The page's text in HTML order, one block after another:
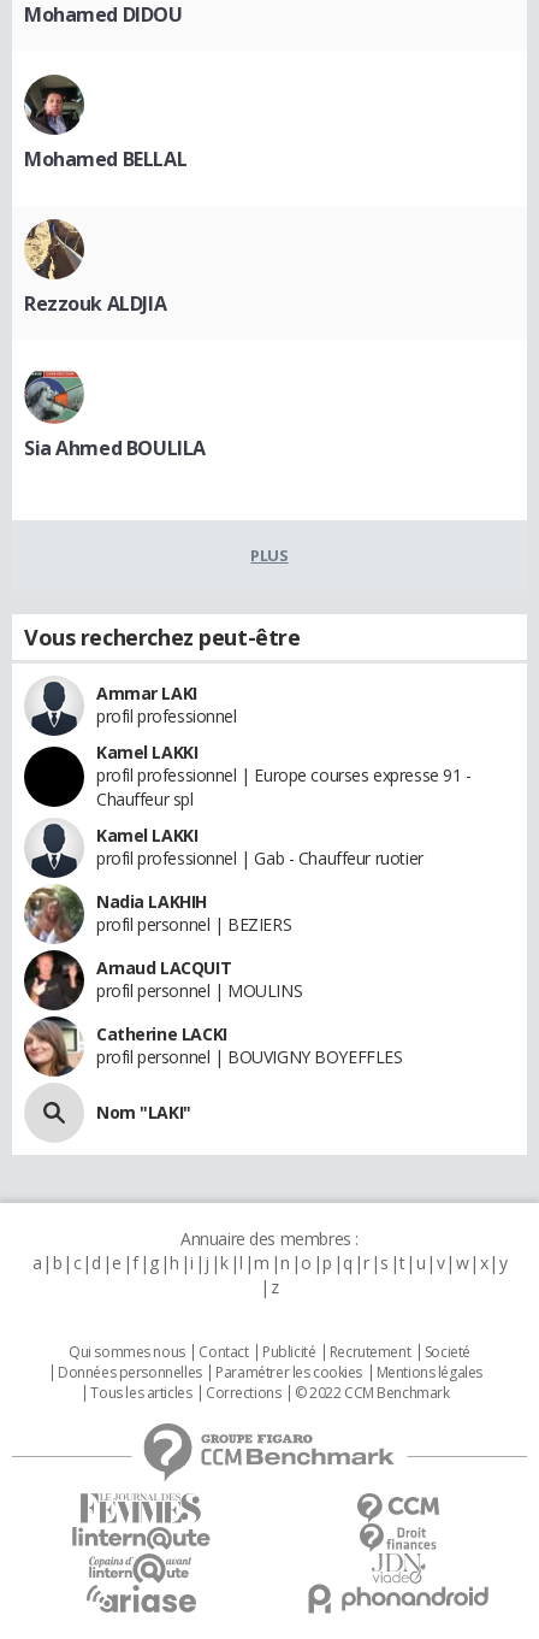
Mohamed DIDOU
Mohamed BELLAL
Rezzouk ALDJIA
Sia Ahmed BOULILA
PLUS
Vous recherchez peut-être
Ammar LAKI
profil professionnel
Kamel LAKKI
profil professionnel | Europe courses expresse 91 -
Chauffeur spl
Kamel LAKKI
profil professionnel | Gab - Chauffeur ruotier
Nadia LAKHIH
profil personnel | BEZIERS
Arnaud LACQUIT
profil personnel | MOULINS
Catherine LACKI
profil personnel | BOUVIGNY BOYEFFLES
Nom "LAKI"
Annuaire des membres :
a b c d e f g h i j k l m n o p q r s t u v w x y
z
Qui sommes nous Contact Publicité Recrutement
Societé
Données personnelles
Paramétrer les cookies
Mentions légales
Tous les articles
Corrections © 2022 CCM Benchmark